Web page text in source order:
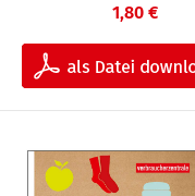
1,80 €